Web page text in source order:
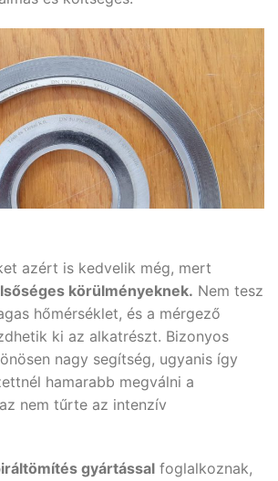
azért is kedvelik még, mert
körülményeknek. Nem tesz
hőmérséklet, és a mérgező
ki az alkatrészt. Bizonyos
nagy segítség, ugyanis így
hamarabb megválni a
nem tűrte az intenzív
gyártással foglalkoznak,